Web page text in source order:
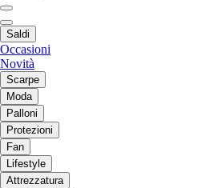
Saldi
Occasioni
Novità
Scarpe
Moda
Palloni
Protezioni
Fan
Lifestyle
Attrezzatura